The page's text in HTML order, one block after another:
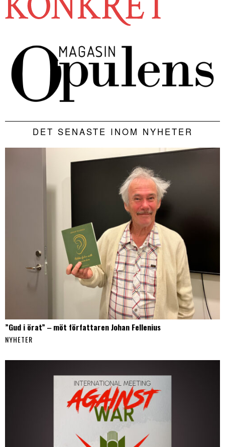
DET SENASTE INOM NYHETER
”Gud i örat” ‒ möt författaren Johan Fellenius
NYHETER